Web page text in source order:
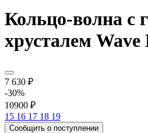
Кольцо-волна с
хрусталем Wave
7 630 ₽
-30%
10900 ₽
15 16 17 18 19
Сообщить о поступлении